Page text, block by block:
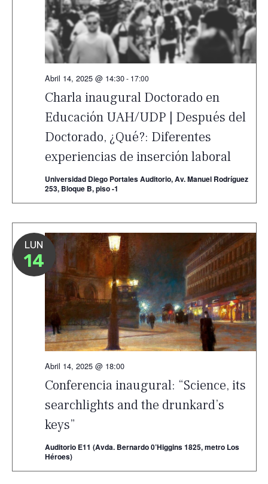
Charla inaugural Doctorado en
Educación UAH/UDP | Después del
Doctorado, ¿Qué?: Diferentes
experiencias de inserción laboral
Abril 14, 2025 @ 14:30- 17:00
Universidad Diego Portales Auditorio, Av. Manuel Rodríguez
253, Bloque B, piso -1
LUN
14
Conferencia inaugural: “Science, its
searchlights and the drunkard’s
keys”
Abril 14, 2025 @ 18:00
Auditorio E11 (Avda. Bernardo 0’Higgins 1825, metro Los
Héroes)